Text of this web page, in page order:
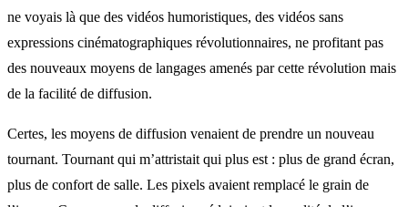
ne voyais là que des vidéos humoristiques, des vidéos sans
expressions cinématographiques révolutionnaires, ne profitant pas
des nouveaux moyens de langages amenés par cette révolution mais
de la facilité de diffusion.
Certes, les moyens de diffusion venaient de prendre un nouveau
tournant. Tournant qui m’attristait qui plus est : plus de grand écran,
plus de confort de salle. Les pixels avaient remplacé le grain de